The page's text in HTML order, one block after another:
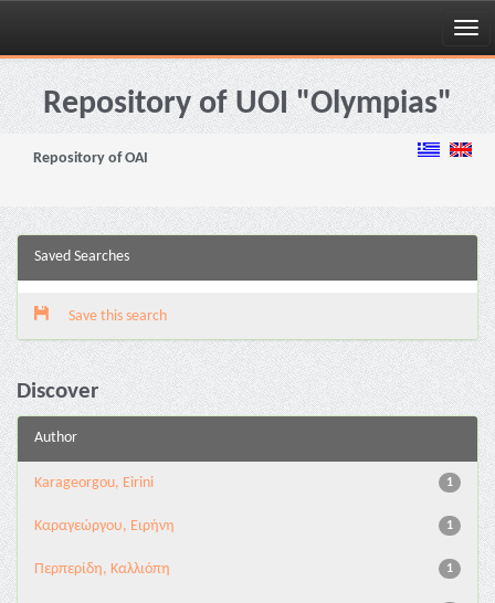
Skip
navigationRepository of UOI "Olympias"
Repository of OAI
Saved Searches
Save this search
Discover
Author
1
Karageorgou, Eirini
1
Καραγεώργου, Ειρήνη
1
Περπερίδη, Καλλιόπη